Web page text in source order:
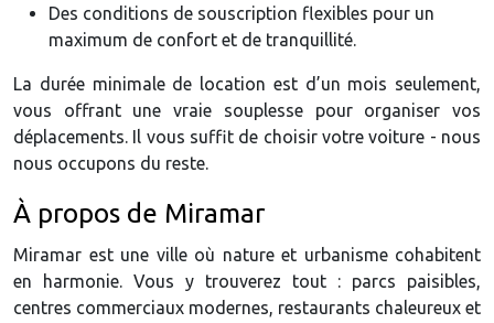
Des conditions de souscription flexibles pour un
maximum de confort et de tranquillité.
La durée minimale de location est d’un mois seulement,
vous offrant une vraie souplesse pour organiser vos
déplacements. Il vous suffit de choisir votre voiture - nous
nous occupons du reste.
À propos de Miramar
Miramar est une ville où nature et urbanisme cohabitent
en harmonie. Vous y trouverez tout : parcs paisibles,
centres commerciaux modernes, restaurants chaleureux et